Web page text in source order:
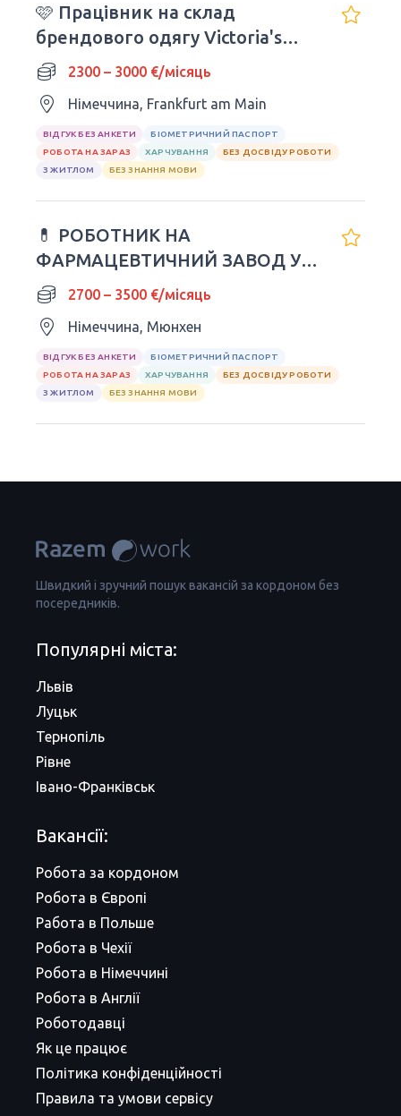
🩷 Працівник на склад
брендового одягу Victoria's
Secret2300 – 3000 €/місяць
Німеччина, Frankfurt am Main
ВІДГУК БЕЗ АНКЕТИ
БІОМЕТРИЧНИЙ ПАСПОРТ
РОБОТА НА ЗАРАЗ
ХАРЧУВАННЯ
БЕЗ ДОСВІДУ РОБОТИ
З ЖИТЛОМ
БЕЗ ЗНАННЯ МОВИ
💊 РОБОТНИК НА
ФАРМАЦЕВТИЧНИЙ ЗАВОД У
НІМЕЧЧИНІ
2700 – 3500 €/місяць
Німеччина, Мюнхен
ВІДГУК БЕЗ АНКЕТИ
БІОМЕТРИЧНИЙ ПАСПОРТ
РОБОТА НА ЗАРАЗ
ХАРЧУВАННЯ
БЕЗ ДОСВІДУ РОБОТИ
З ЖИТЛОМ
БЕЗ ЗНАННЯ МОВИ
Швидкий і зручний пошук вакансій за кордоном без
посередників.
Популярні міста:
Львів
Луцьк
Тернопіль
Рівне
Івано-Франківськ
Вакансії:
Робота за кордоном
Робота в Європі
Работа в Польше
Робота в Чехії
Робота в Німеччині
Робота в Англії
Роботодавці
Як це працює
Політика конфіденційності
Правила та умови сервісу